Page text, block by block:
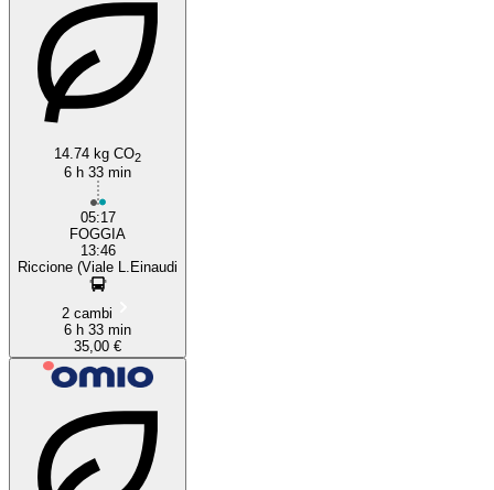
14.74 kg CO2
6 h 33 min
05:17
FOGGIA
13:46
Riccione (Viale L.Einaudi
2 cambi
6 h 33 min
35,00 €